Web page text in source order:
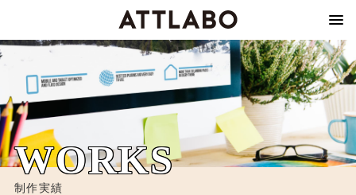
WORKS
制作実績